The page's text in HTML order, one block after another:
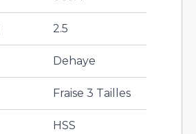
2.5
Dehaye
Fraise 3 Tailles
HSS